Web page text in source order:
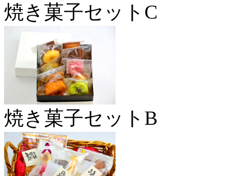
焼き菓子セットC
焼き菓子セットB